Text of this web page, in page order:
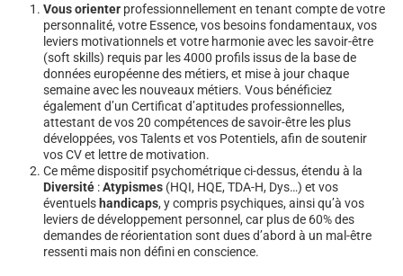
Vous orienter professionnellement en tenant compte de votre
personnalité, votre Essence, vos besoins fondamentaux, vos
leviers motivationnels et votre harmonie avec les savoir-être
(soft skills) requis par les 4000 profils issus de la base de
données européenne des métiers, et mise à jour chaque
semaine avec les nouveaux métiers. Vous bénéficiez
également d’un Certificat d’aptitudes professionnelles,
attestant de vos 20 compétences de savoir-être les plus
développées, vos Talents et vos Potentiels, afin de soutenir
vos CV et lettre de motivation.
Ce même dispositif psychométrique ci-dessus, étendu à la
Diversité :Atypismes (HQI, HQE, TDA-H, Dys…) et vos
éventuels handicaps, y compris psychiques, ainsi qu’à vos
leviers de développement personnel, car plus de 60% des
demandes de réorientation sont dues d’abord à un mal-être
ressenti mais non défini en conscience.